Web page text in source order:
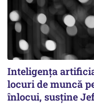
Inteligența
locuri de muncă
înlocui, susține